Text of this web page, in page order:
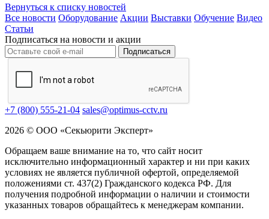
Вернуться к списку новостей
Все новости Оборудование Акции Выставки Обучение Видео
Статьи
Подписаться на новости и акции
Подписаться
+7 (800) 555-21-04 sales@optimus-cctv.ru
2026 © ООО «Секьюрити Эксперт»
Обращаем ваше внимание на то, что сайт носит
исключительно информационный характер и ни при каких
условиях не является публичной офертой, определяемой
положениями ст. 437(2) Гражданского кодекса РФ. Для
получения подробной информации о наличии и стоимости
указанных товаров обращайтесь к менеджерам компании.